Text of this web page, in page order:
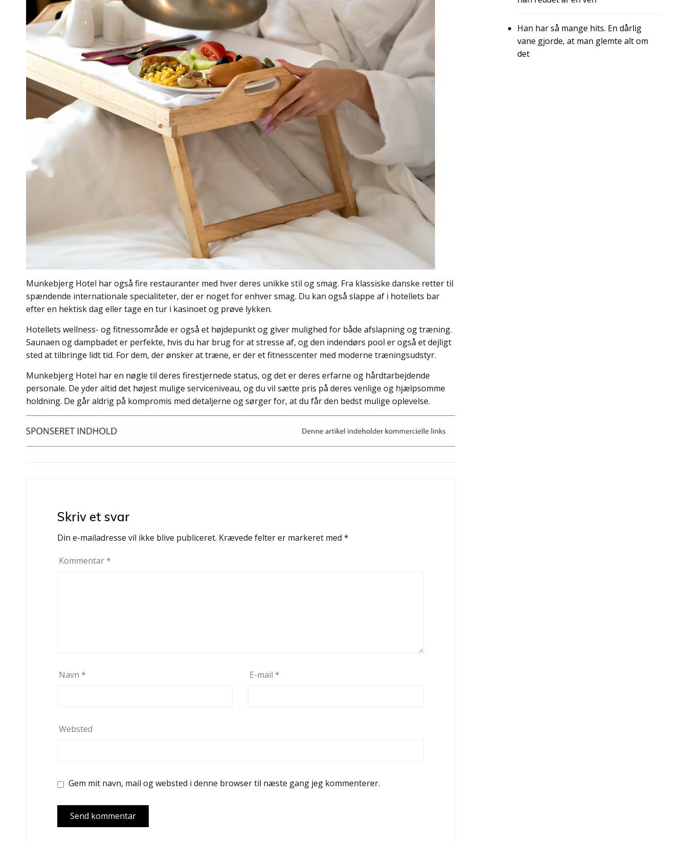
Munkebjerg Hotel har også fire restauranter med hver deres unikke stil og smag. Fra klassiske danske retter til
spændende internationale specialiteter, der er noget for enhver smag. Du kan også slappe af i hotellets bar
efter en hektisk dag eller tage en tur i kasinoet og prøve lykken.
Hotellets wellness- og fitnessområde er også et højdepunkt og giver mulighed for både afslapning og træning.
Saunaen og dampbadet er perfekte, hvis du har brug for at stresse af, og den indendørs pool er også et dejligt
sted at tilbringe lidt tid. For dem, der ønsker at træne, er der et fitnesscenter med moderne træningsudstyr.
Munkebjerg Hotel har en nøgle til deres firestjernede status, og det er deres erfarne og hårdtarbejdende
personale. De yder altid det højest mulige serviceniveau, og du vil sætte pris på deres venlige og hjælpsomme
holdning. De går aldrig på kompromis med detaljerne og sørger for, at du får den bedst mulige oplevelse.
Skriv et svar
Din e-mailadresse vil ikke blive publiceret. Krævede felter er markeret med *
Kommentar*
Navn * E-mail*
Websted
Gem mit navn, mail og websted i denne browser til næste gang jeg kommenterer.
Han har så mange hits. En dårlig
vane gjorde, at man glemte alt om
det